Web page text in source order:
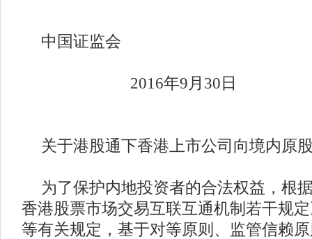
中国证监会
2016年9月30日
关于港股通下香港上市公司向境内原
为了保护内地投资者的合法权益，根
香港股票市场交易互联互通机制若干规
等有关规定，基于对等原则、监管信赖